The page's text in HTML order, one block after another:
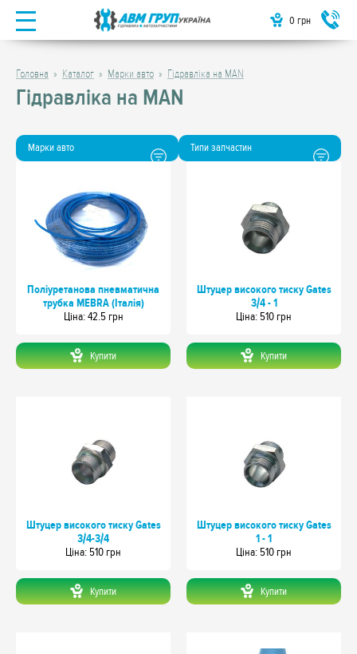
0 грн
Головна Каталог Марки авто Гідравліка на MAN
Гідравліка на MAN
Марки авто Типи запчастин
Поліуретанова пневматична
трубка MEBRA (Італія)
Цiна: 42.5 грн
Купити
Штуцер високого тиску Gates
3/4 - 1
Цiна: 510 грн
Купити
Штуцер високого тиску Gates
3/4-3/4
Цiна: 510 грн
Купити
Штуцер високого тиску Gates
1 - 1
Цiна: 510 грн
Купити